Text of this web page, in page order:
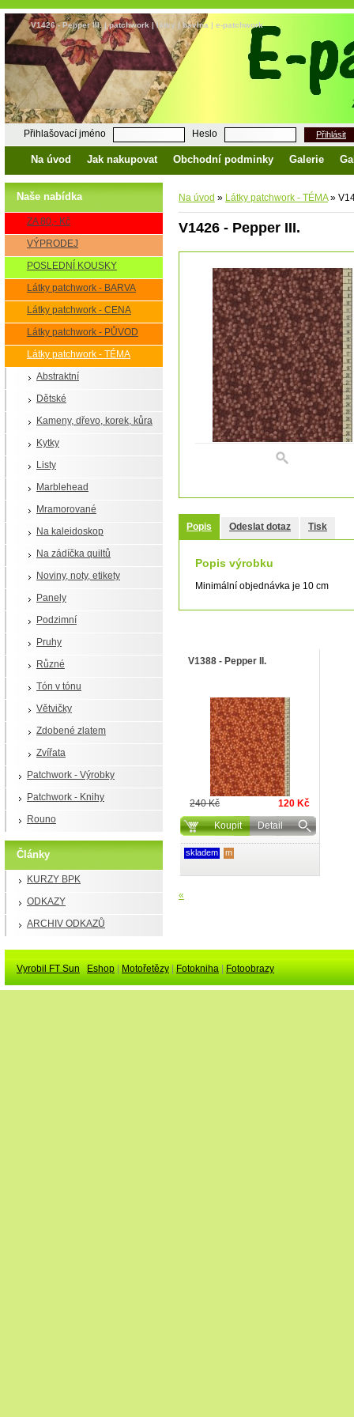
V1426 - Pepper III. | patchwork | látky | bavlna | e-patchwork
Přihlašovací jméno Heslo Přihlásit
Na úvod Jak nakupovat Obchodní podminky Galerie
Naše nabídka
ZA 80,- Kč
VÝPRODEJ
POSLEDNÍ KOUSKY
Látky patchwork - BARVA
Látky patchwork - CENA
Látky patchwork - PŮVOD
Látky patchwork - TÉMA
Abstraktní
Dětské
Kameny, dřevo, korek, kůra
Kytky
Listy
Marblehead
Mramorované
Na kaleidoskop
Na zádíčka quiltů
Noviny, noty, etikety
Panely
Podzimní
Pruhy
Různé
Tón v tónu
Větvičky
Zdobené zlatem
Zvířata
Patchwork - Výrobky
Patchwork - Knihy
Rouno
Články
KURZY BPK
ODKAZY
ARCHIV ODKAZŮ
Na úvod » Látky patchwork - TÉMA »
V1426 - Pepper III.
Popis Odeslat dotaz Tisk
Popis výrobku
Minimální objednávka je 10 cm
V1388 - Pepper II.
240 Kč
120 Kč
Koupit
Detail
skladem m
«
Vyrobil FT Sun Eshop Motořetězy Fotokniha Fotoobrazy